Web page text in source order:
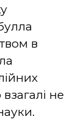
в
не